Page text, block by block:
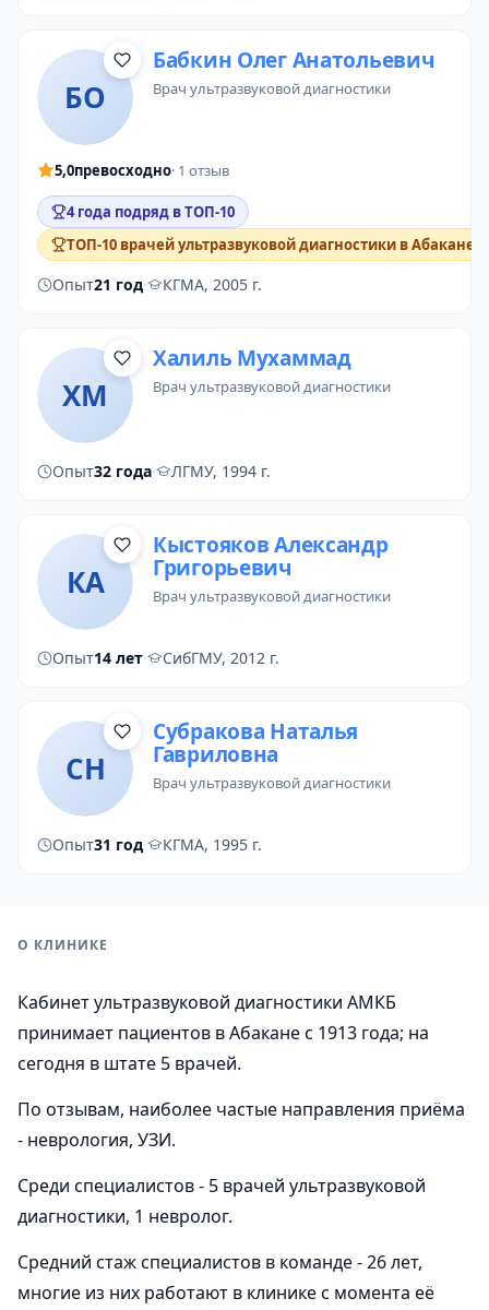
БО
Бабкин Олег Анатольевич
врач ультразвуковой диагностики
5,0превосходно· 1 отзыв
4 года подряд в ТОП-10
ТОП-10 врачей ультразвуковой диагностики в Абакане
Опыт21 год· КГМА, 2005 г.
ХМ
Халиль Мухаммад
врач ультразвуковой диагностики
Опыт32 года· ЛГМУ, 1994 г.
КА
Кыстояков Александр
Григорьевич
врач ультразвуковой диагностики
Опыт14 лет· СибГМУ, 2012 г.
СН
Субракова Наталья
Гавриловна
врач ультразвуковой диагностики
Опыт31 год· КГМА, 1995 г.
О КЛИНИКЕ
Кабинет ультразвуковой диагностики АМКБ
принимает пациентов в Абакане с 1913 года; на
сегодня в штате 5 врачей.
По отзывам, наиболее частые направления приёма
- неврология, УЗИ.
Среди специалистов - 5 врачей ультразвуковой
диагностики, 1 невролог.
Средний стаж специалистов в команде - 26 лет,
многие из них работают в клинике с момента её